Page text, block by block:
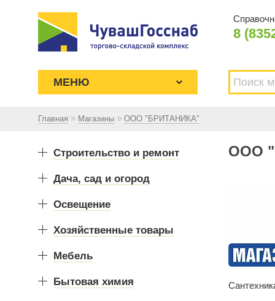
8
ЧУВАШГОССНАБ. Основан в 1925
году
МЕНЮ
Главная » Магазины » ООО "БРИТАНИКА"
Строительство и ремонт
Дача, сад и огород
Освещение
Хозяйственные товары
Мебель
Бытовая химия
ООО